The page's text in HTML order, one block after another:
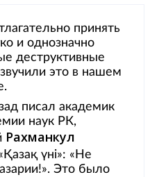
принять
и однозначно
деструктивные
это в нашем
писал академик
наук РК,
Рахманкул
үні»: «Не
Это было